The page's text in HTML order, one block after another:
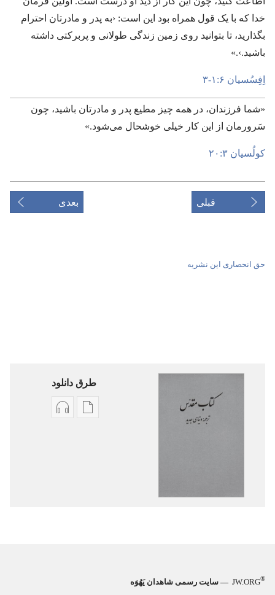
خدا که با یک قول همراه بود این است:‏ ‹به پدر و مادرتان احترام
بگذارید،‏ تا بتوانید روی زمین زندگی طولانی و پربرکتی داشته
باشید.‏›.»‏
اِفِسُسیان ۶:‏۱-‏۳
‏«شما فرزندان،‏ در همه چیز مطیع پدر و مادرتان باشید،‏ چون
سَرورمان از این کار خیلی خوشحال می‌شود.‏»‏
کولُسیان ۳:‏۲۰
قبلی بعدی
حق انحصاری این نشریه
طرق دانلود
گزینۀ گزینۀ
JW.ORG® — سایت رسمی شاهدان یَهُوَه